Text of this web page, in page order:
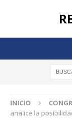
INICIO
analice la